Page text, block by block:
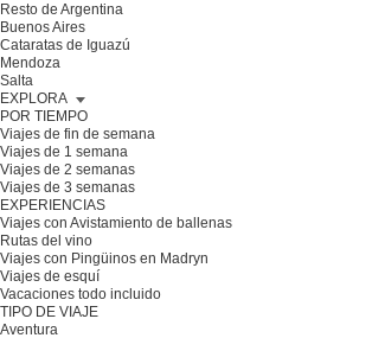
Resto de Argentina
Buenos Aires
Cataratas de Iguazú
Mendoza
Salta
EXPLORA
POR TIEMPO
Viajes de fin de semana
Viajes de 1 semana
Viajes de 2 semanas
Viajes de 3 semanas
EXPERIENCIAS
Viajes con Avistamiento de ballenas
Rutas del vino
Viajes con Pingüinos en Madryn
Viajes de esquí
Vacaciones todo incluido
TIPO DE VIAJE
Aventura